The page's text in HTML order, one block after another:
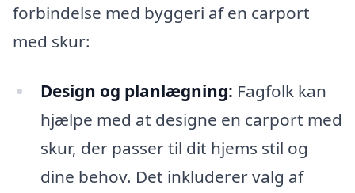
forbindelse med byggeri af en carport
med skur:
Design og planlægning: Fagfolk kan
hjælpe med at designe en carport med
skur, der passer til dit hjems stil og
dine behov. Det inkluderer valg af